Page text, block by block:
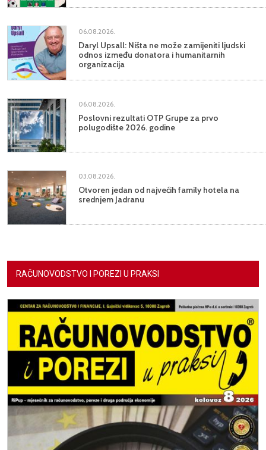
06.08.2026.
Daryl Upsall: Ništa ne može zamijeniti ljudski
odnos između donatora i humanitarnih
organizacija
06.08.2026.
Poslovni rezultati OTP Grupe za prvo
polugodište 2026. godine
03.08.2026.
Otvoren jedan od najvećih family hotela na
srednjem Jadranu
RAČUNOVODSTVO I POREZI U PRAKSI